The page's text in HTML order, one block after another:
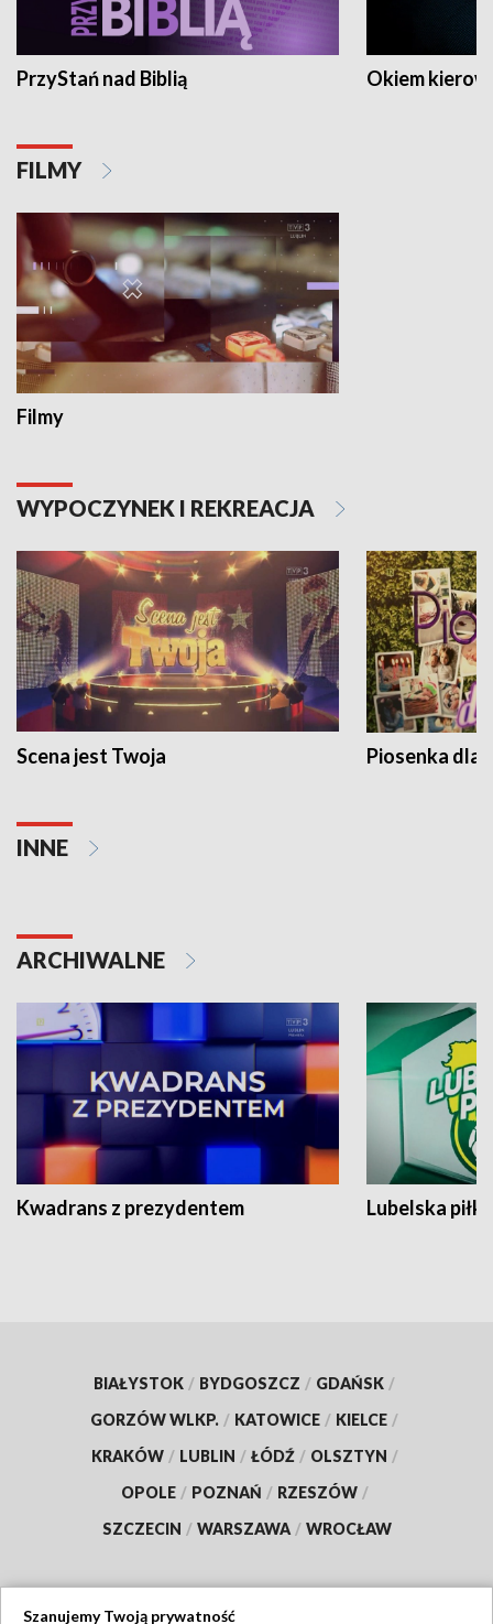
PrzyStań nad Biblią Okiem
FILMY
Filmy
WYPOCZYNEK I REKREACJA
Scena jest Twoja Piosenka dla
INNE
ARCHIWALNE
Kwadrans z prezydentem Lubelska piłka
BIAŁYSTOK / BYDGOSZCZ / GDAŃSK /
GORZÓW WLKP. / KATOWICE / KIELCE /
KRAKÓW / LUBLIN / ŁÓDŹ / OLSZTYN /
OPOLE / POZNAŃ / RZESZÓW /
SZCZECIN / WARSZAWA / WROCŁAW
Szanujemy Twoją prywatność